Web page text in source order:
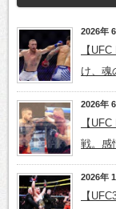
2026年
【
け、魂
2026年
【
戦。感
2026年
【